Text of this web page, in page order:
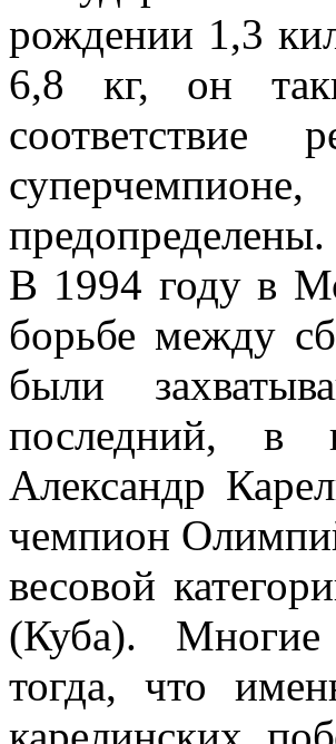
рождении 1,3
6,8 кг, он
предопределены.
В 1994 году в
борьбе между
были
последний, в
Александр
чемпион
весовой
(Куба). Многие
тогда, что